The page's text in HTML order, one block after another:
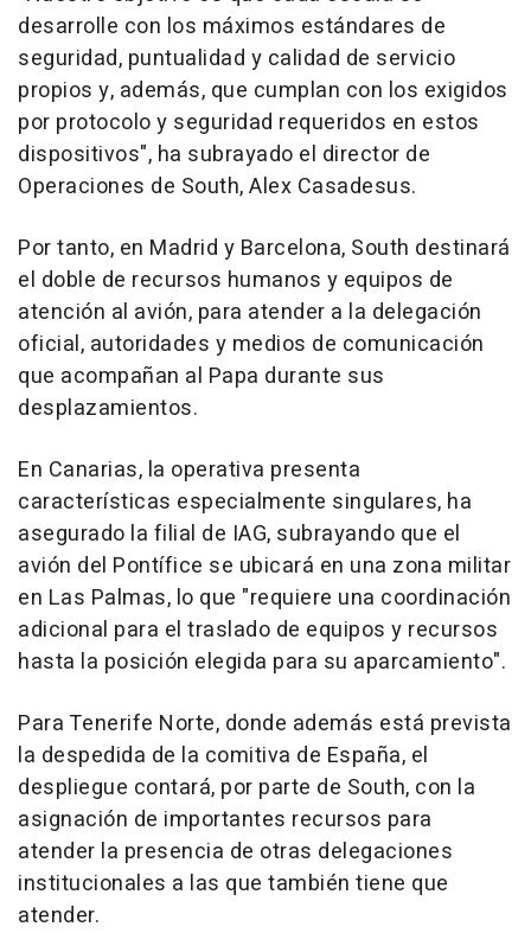
desarrolle con los máximos estándares de
seguridad, puntualidad y calidad de servicio
propios y, además, que cumplan con los exigidos
por protocolo y seguridad requeridos en estos
dispositivos", ha subrayado el director de
Operaciones de South, Alex Casadesus.
Por tanto, en Madrid y Barcelona, South destinará
el doble de recursos humanos y equipos de
atención al avión, para atender a la delegación
oficial, autoridades y medios de comunicación
que acompañan al Papa durante sus
desplazamientos.
En Canarias, la operativa presenta
características especialmente singulares, ha
asegurado la filial de IAG, subrayando que el
avión del Pontífice se ubicará en una zona militar
en Las Palmas, lo que "requiere una coordinación
adicional para el traslado de equipos y recursos
hasta la posición elegida para su aparcamiento".
Para Tenerife Norte, donde además está prevista
la despedida de la comitiva de España, el
despliegue contará, por parte de South, con la
asignación de importantes recursos para
atender la presencia de otras delegaciones
institucionales a las que también tiene que
atender.